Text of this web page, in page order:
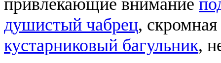
привлекающие внимание
душистый чабрец,
кустарниковый багульник,